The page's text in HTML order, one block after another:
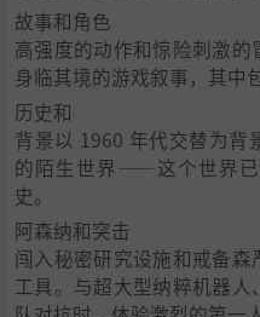
故事和角色
高强度的动作和惊险刺激
身临其境的游戏叙事，其中
历史和
背景以 1960 年代交替为背
的陌生世界——这个世界
史。
阿森纳和突击
闯入秘密研究设施和戒备
工具。与超大型纳粹机器